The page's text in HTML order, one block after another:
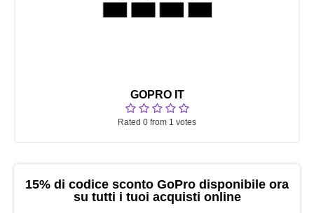
15% di codice sconto GoPro disponibile ora
su tutti i tuoi acquisti online
GOPRO IT
Rated 0 from 1 votes